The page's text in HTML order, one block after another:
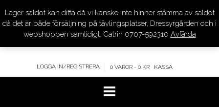
DRESSYR.COM
KVALITET – KOMPETENS – SERVICE
LOGGA IN/REGISTRERA 0 VAROR - 0 KR KASSA
Lager saldot kan diffa då vi kanske inte hinner stämma av saldot
då det är både försäljning på tävlingsplatser, Dressyrgården och i
webshoppen samtidigt. Catrin 0707-592310 Avfärda